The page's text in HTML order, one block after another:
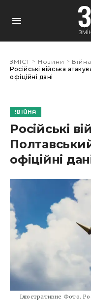
ЗМІСТ > Новини > Війна
Російські війська
офіційні дані
ВІЙНА
Російські
офіційні
Ілюстративне Фото.